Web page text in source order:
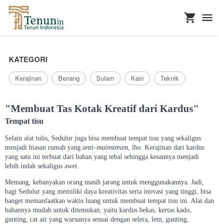
KATEGORI
Kerajinan Benang Sulam Kain Teknik
"Membuat Tas Kotak Kreatif dari Kardus"
Tempat tisu
Selain alat tulis, Sedulur juga bisa membuat tempat tisu yang sekaligus
menjadi hiasan rumah yang anti–mainstream, lho. Kerajinan dari kardus
yang satu ini terbuat dari bahan yang tebal sehingga kesannya menjadi
lebih indah sekaligus awet.
Memang, kebanyakan orang masih jarang untuk menggunakannya. Jadi,
bagi Sedulur yang memiliki daya kreativitas serta inovasi yang tinggi, bisa
banget memanfaatkan waktu luang untuk membuat tempat tisu ini. Alat dan
bahannya mudah untuk ditemukan, yaitu kardus bekas, kertas kado,
gunting, cat air yang warnanya sesuai dengan selera, lem, gunting,